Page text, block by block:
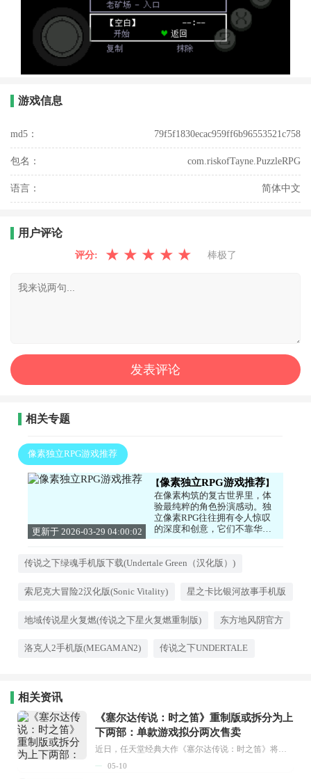
游戏信息
md5： 79f5f1830ecac959ff6b96553521c758
包名： com.riskofTayne.PuzzleRPG
语言： 简体中文
用户评论
评分: ★ ★ ★ ★ ★ 棒极了
相关专题
像素独立RPG游戏推荐
更新于 2026-03-29 04:00:02
像素独立RPG游戏推荐
在像素构筑的复古世界里，体
验最纯粹的角色扮演感动。独
立像素RPG往往拥有令人惊叹
的深度和创意，它们不靠华丽
的画面取胜，而是凭借精心设
独特的游戏机制打动人心。你
幽默和深刻哲思的世界中做出
极高的自由度和丰富的隐藏要
素，鼓励玩家探索每一个角
了怀旧与想象的空间，搭配上
传说之下绿魂手机版下载(Undertale Green（汉化版）)
索尼克大冒险2汉化版(Sonic Vitality) 星之卡比银河故事手机版
地域传说星火复燃(传说之下星火复燃重制版) 东方地风阴官方
洛克人2手机版(MEGAMAN2) 传说之下UNDERTALE
相关资讯
《塞尔达传说：时之笛》重制版或拆分为上
下两部：单款游戏拟分两次售卖
05-10